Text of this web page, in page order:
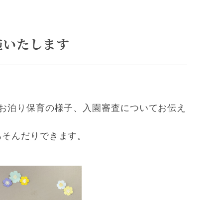
たします
り保育の様子、入園審査についてお伝え
んだりできます。